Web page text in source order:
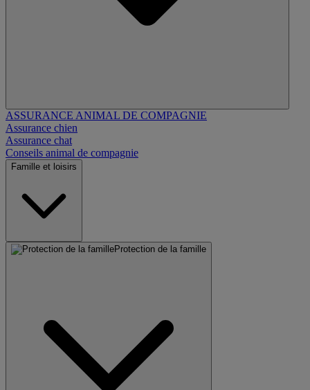
ASSURANCE ANIMAL DE COMPAGNIE
Assurance chien
Assurance chat
Conseils animal de compagnie
Famille et loisirs
Protection de la famille